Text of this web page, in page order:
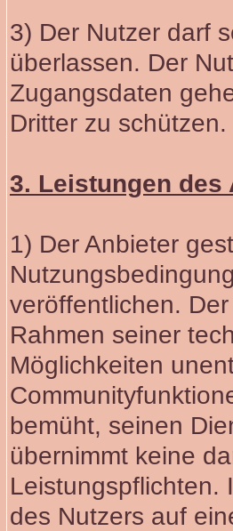
3) Der Nutzer darf
überlassen. Der
Zugangsdaten
Dritter zu schützen.
3. Leistungen des
1) Der Anbieter
veröffentlichen.
Rahmen seiner
Möglichkeiten
bemüht, seinen
übernimmt keine
Leistungspflichten.
des Nutzers auf